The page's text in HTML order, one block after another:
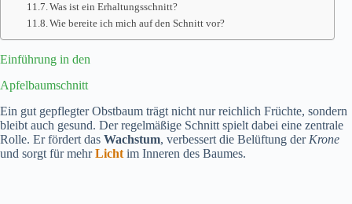
Was ist ein Erhaltungsschnitt?
Wie bereite ich mich auf den Schnitt vor?
Einführung in den
Apfelbaumschnitt
Ein gut gepflegter Obstbaum trägt nicht nur reichlich Früchte, sondern
bleibt auch gesund. Der regelmäßige Schnitt spielt dabei eine zentrale
Rolle. Er fördert das Wachstum, verbessert die Belüftung der Krone
und sorgt für mehrLicht im Inneren des Baumes.